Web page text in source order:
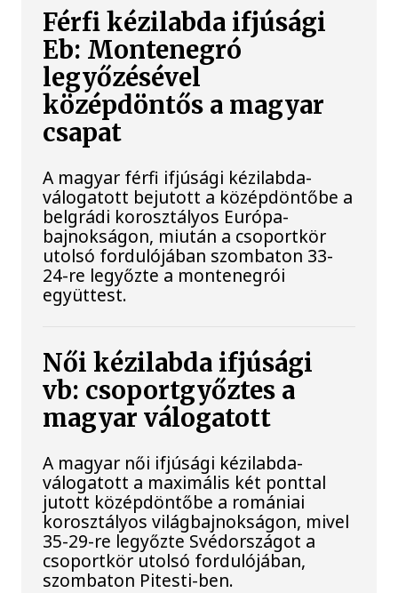
Férfi kézilabda ifjúsági
Eb: Montenegró
legyőzésével
középdöntős a magyar
csapat
A magyar férfi ifjúsági kézilabda-
válogatott bejutott a középdöntőbe a
belgrádi korosztályos Európa-
bajnokságon, miután a csoportkör
utolsó fordulójában szombaton 33-
24-re legyőzte a montenegrói
együttest.
Női kézilabda ifjúsági
vb: csoportgyőztes a
magyar válogatott
A magyar női ifjúsági kézilabda-
válogatott a maximális két ponttal
jutott középdöntőbe a romániai
korosztályos világbajnokságon, mivel
35-29-re legyőzte Svédországot a
csoportkör utolsó fordulójában,
szombaton Pitesti-ben.